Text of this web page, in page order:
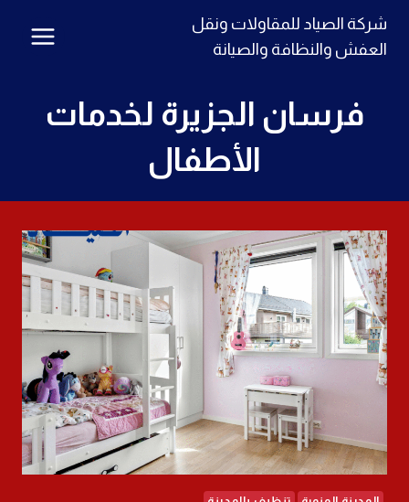
التجاوز
شركة الصياد للمقاولات ونقل
العفش والنظافة والصيانة
فرسان الجزيرة لخدمات
الأطفال